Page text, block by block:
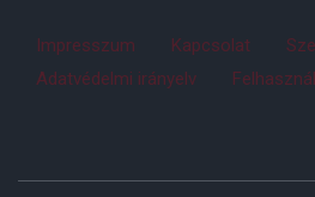
Impresszum Kapcsolat
Adatvédelmi irányelv